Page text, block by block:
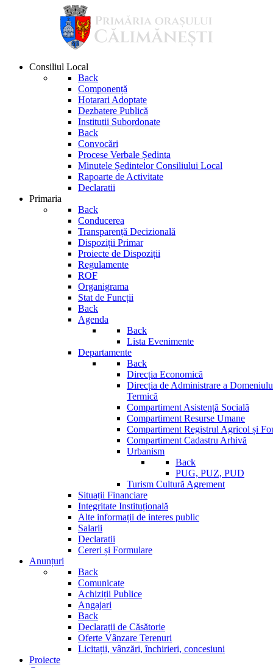
Consiliul Local
Back
Componență
Hotarari Adoptate
Dezbatere Publică
Institutii Subordonate
Back
Convocări
Procese Verbale Ședinta
Minutele Ședintelor Consiliului Local
Rapoarte de Activitate
Declaratii
Primaria
Back
Conducerea
Transparență Decizională
Dispoziții Primar
Proiecte de Dispoziții
Regulamente
ROF
Organigrama
Stat de Funcții
Back
Agenda
Back
Lista Evenimente
Departamente
Back
Direcția Economică
Direcția de Administrare a
Termică
Compartiment Asistență Socială
Compartiment Resurse Umane
Compartiment Registrul Agricol și
Compartiment Cadastru Arhivă
Urbanism
Back
PUG, PUZ, PUD
Turism Cultură Agrement
Situații Financiare
Integritate Instituțională
Alte informații de interes public
Salarii
Declaratii
Cereri și Formulare
Anunțuri
Back
Comunicate
Achiziții Publice
Angajari
Back
Declarații de Căsătorie
Oferte Vânzare Terenuri
Licitații, vânzări, închirieri, concesiuni
Proiecte